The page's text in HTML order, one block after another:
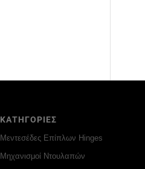
ΚΑΤΗΓΟΡΙΕΣ
Μεντεσέδες Επίπλων Hinges
Μηχανισμοί Ντουλαπών